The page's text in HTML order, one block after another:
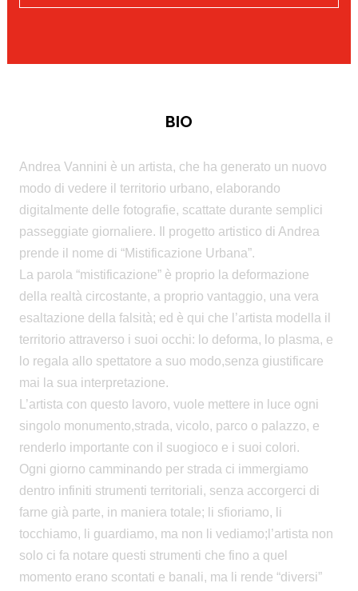
BIO
Andrea Vannini è un artista, che ha generato un nuovo
modo di vedere il territorio urbano, elaborando
digitalmente delle fotografie, scattate durante semplici
passeggiate giornaliere. Il progetto artistico di Andrea
prende il nome di “Mistificazione Urbana”.
La parola “mistificazione” è proprio la deformazione
della realtà circostante, a proprio vantaggio, una vera
esaltazione della falsità; ed è qui che l’artista modella il
territorio attraverso i suoi occhi: lo deforma, lo plasma, e
lo regala allo spettatore a suo modo,senza giustificare
mai la sua interpretazione.
L’artista con questo lavoro, vuole mettere in luce ogni
singolo monumento,strada, vicolo, parco o palazzo, e
renderlo importante con il suogioco e i suoi colori.
Ogni giorno camminando per strada ci immergiamo
dentro infiniti strumenti territoriali, senza accorgerci di
farne già parte, in maniera totale; li sfioriamo, li
tocchiamo, li guardiamo, ma non li vediamo;l’artista non
solo ci fa notare questi strumenti che fino a quel
momento erano scontati e banali, ma li rende “diversi”